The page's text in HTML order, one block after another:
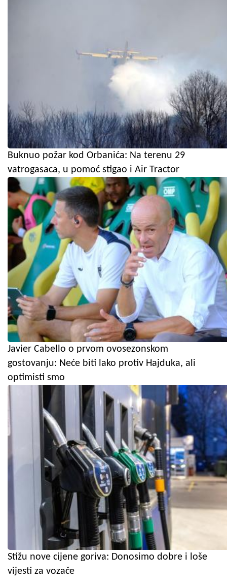
Buknuo požar kod Orbanića: Na terenu 29
vatrogasaca, u pomoć stigao i Air Tractor
Javier Cabello o prvom ovosezonskom
gostovanju: Neće biti lako protiv Hajduka, ali
optimisti smo
Stižu nove cijene goriva: Donosimo dobre i loše
vijesti za vozače